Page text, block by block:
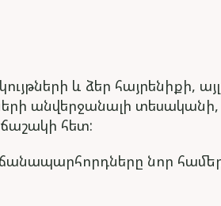
և ձեր հայրենիքի,
անվերջանալի տեսականի,
հետ:
նոր